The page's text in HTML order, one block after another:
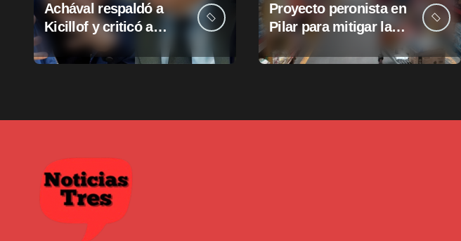
Achával respaldó a
Kicillof y criticó a
Milei
Proyecto peronista en
Pilar para mitigar la
municipales